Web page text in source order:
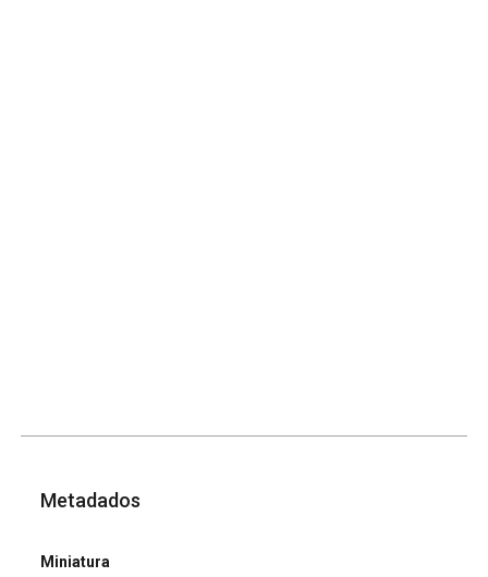
Metadados
Miniatura